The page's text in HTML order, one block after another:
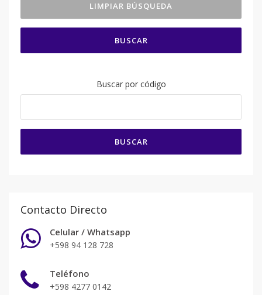
BUSCAR
Buscar por código
BUSCAR
Contacto Directo
Celular / Whatsapp
+598 94 128 728
Teléfono
+598 4277 0142